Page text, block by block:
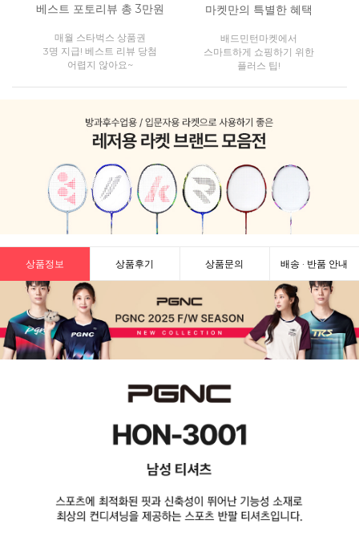
베스트 포토리뷰 총 3만원
매월 스타벅스 상품권
3명 지급! 베스트 리뷰 당첨
어렵지 않아요~
마켓만의 특별한 혜택
배드민턴마켓에서
스마트하게 쇼핑하기 위한
플러스 팁!
상품정보 상품후기 상품문의 배송 · 반품 안내